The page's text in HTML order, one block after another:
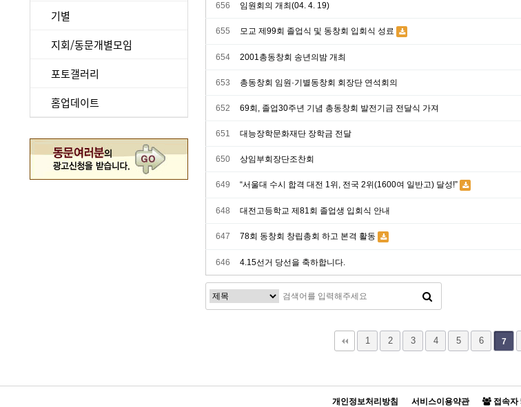
기별
지회/동문개별모임
포토갤러리
홈업데이트
656 임원회의 개최(04. 4. 19)
655 모교 제99회 졸업식 및 동창회 입회식 성료
654 2001총동창회 송년의밤 개최
653 총동창회 임원·기별동창회 회장단 연석회의
652 69회, 졸업30주년 기념 총동창회 발전기금 전달식 가져
651 대능장학문화재단 장학금 전달
650 상임부회장단조찬회
649 “서울대 수시 합격 대전 1위, 전국 2위(1600여 일반고) 달성!”
648 대전고등학교 제81회 졸업생 입회식 안내
647 78회 동창회 창립총회 하고 본격 활동
646 4.15선거 당선을 축하합니다.
1 2 3 4 5 6 7
개인정보처리방침 서비스이용약관 접속자